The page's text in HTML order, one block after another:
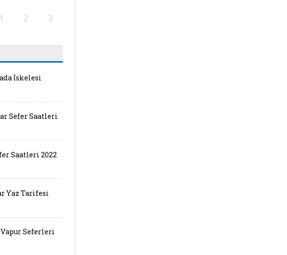
1 2 3
İskelesi
Sefer Saatleri
Saatleri 2022
Yaz Tarifesi
Seferleri